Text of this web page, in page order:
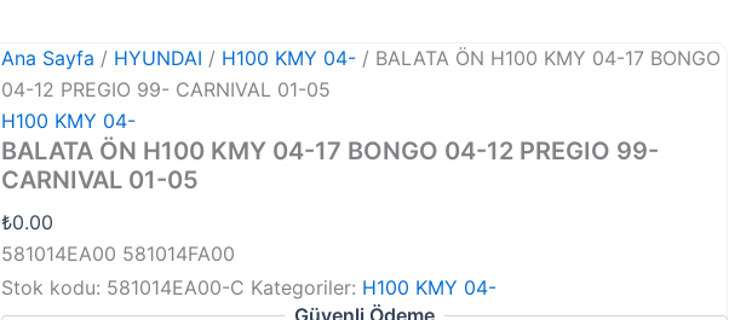
Ana Sayfa / HYUNDAI / H100 KMY 04- / BALATA ÖN H100 KMY 04-17 BONGO
04-12 PREGIO 99- CARNIVAL 01-05
H100 KMY 04-
BALATA ÖN H100 KMY 04-17 BONGO 04-12 PREGIO 99-
CARNIVAL 01-05
₺0.00
581014EA00 581014FA00
Stok kodu: 581014EA00-C Kategoriler: H100 KMY 04-